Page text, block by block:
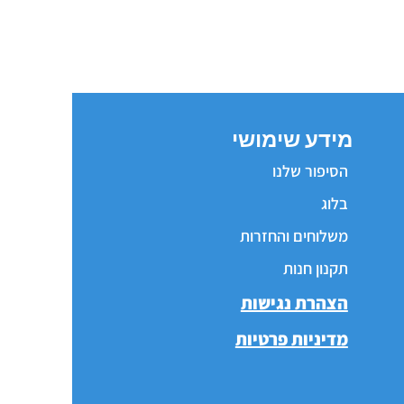
מידע שימושי
הסיפור שלנו
בלוג
משלוחים והחזרות
תקנון חנות
הצהרת נגישות
מדיניות פרטיות